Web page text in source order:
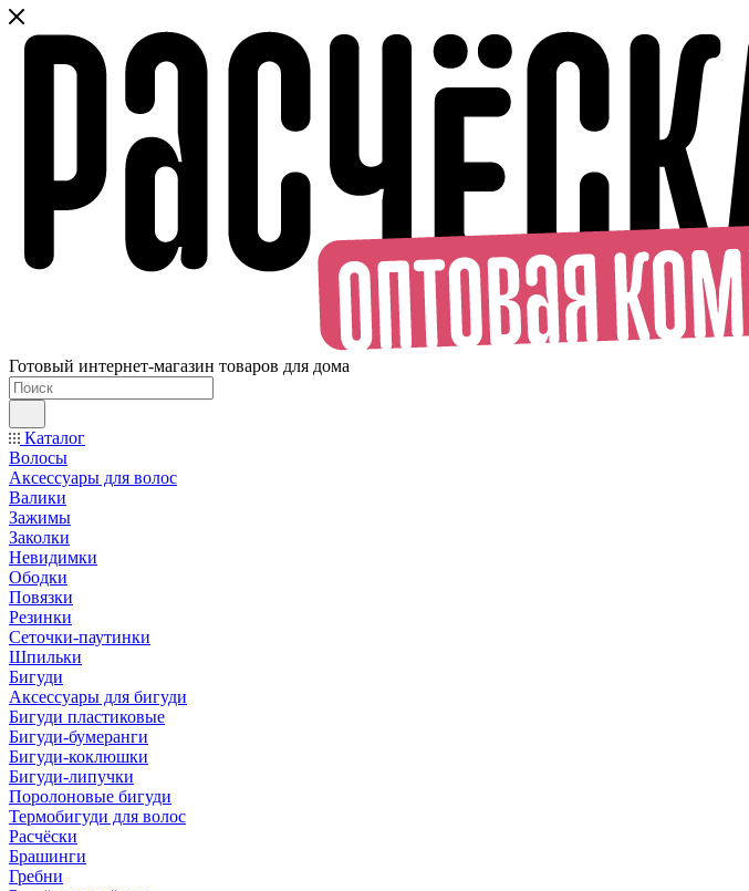
Готовый интернет-магазин товаров для дома
Каталог
Волосы
Аксессуары для волос
Валики
Зажимы
Заколки
Невидимки
Ободки
Повязки
Резинки
Сеточки-паутинки
Шпильки
Бигуди
Аксессуары для бигуди
Бигуди пластиковые
Бигуди-бумеранги
Бигуди-коклюшки
Бигуди-липучки
Поролоновые бигуди
Термобигуди для волос
Расчёски
Брашинги
Гребни